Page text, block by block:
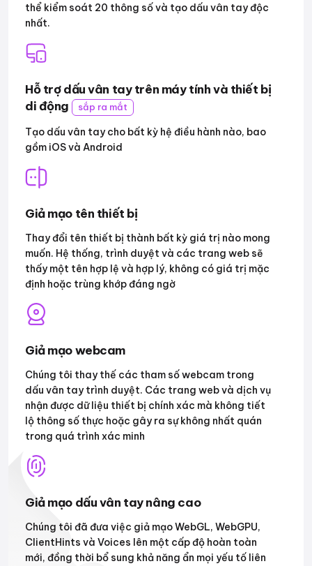
thể kiểm soát 20 thông số và tạo dấu vân tay độc
nhất.
Hỗ trợ dấu vân tay trên máy tính và thiết bị
di động
sắp ra mắt
Tạo dấu vân tay cho bất kỳ hệ điều hành nào, bao
gồm iOS và Android
Giả mạo tên thiết bị
Thay đổi tên thiết bị thành bất kỳ giá trị nào mong
muốn. Hệ thống, trình duyệt và các trang web sẽ
thấy một tên hợp lệ và hợp lý, không có giá trị mặc
định hoặc trùng khớp đáng ngờ
Giả mạo webcam
Chúng tôi thay thế các tham số webcam trong
dấu vân tay trình duyệt. Các trang web và dịch vụ
nhận được dữ liệu thiết bị chính xác mà không tiết
lộ thông số thực hoặc gây ra sự không nhất quán
trong quá trình xác minh
Giả mạo dấu vân tay nâng cao
Chúng tôi đã đưa việc giả mạo WebGL, WebGPU,
ClientHints và Voices lên một cấp độ hoàn toàn
mới, đồng thời bổ sung khả năng ẩn mọi yếu tố liên